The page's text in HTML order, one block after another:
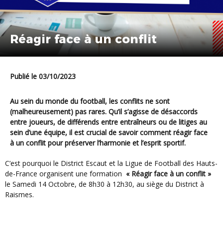
Réagir face à un conflit
Publié le 03/10/2023
Au sein du monde du football, les conflits ne sont
(malheureusement) pas rares. Qu’il s’agisse de désaccords
entre joueurs, de différends entre entraîneurs ou de litiges au
sein d’une équipe, il est crucial de savoir comment réagir face
à un conflit pour préserver l’harmonie et l’esprit sportif.
C’est pourquoi le District Escaut et la Ligue de Football des Hauts-
de-France organisent une formation « Réagir face à un conflit »
le Samedi 14 Octobre, de 8h30 à 12h30, au siège du District à
Raismes.